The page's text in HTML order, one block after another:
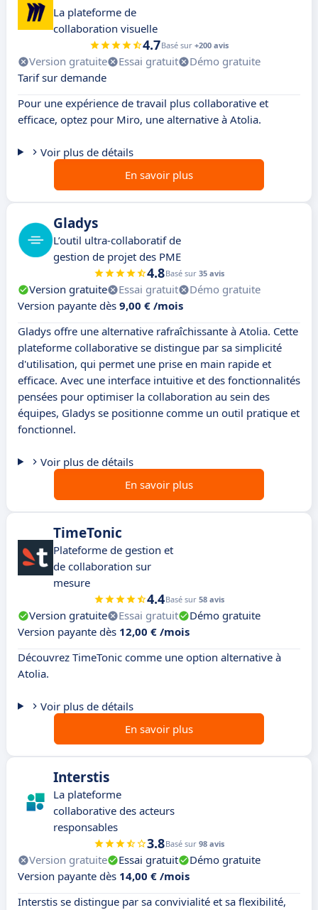
La plateforme de
collaboration visuelle
4.7Basé sur +200 avis
Version gratuite Essai gratuit
Démo gratuite
Tarif sur demande
Pour une expérience de travail plus collaborative et
efficace, optez pour Miro, une alternative à Atolia.
Voir plus de détails
En savoir plus
Gladys
L’outil ultra-collaboratif de
gestion de projet des PME
4.8Basé sur 35 avis
Version gratuite Essai gratuit
Démo gratuite
Version payante dès 9,00 € /mois
Gladys offre une alternative rafraîchissante à Atolia. Cette
plateforme collaborative se distingue par sa simplicité
d'utilisation, qui permet une prise en main rapide et
efficace. Avec une interface intuitive et des fonctionnalités
pensées pour optimiser la collaboration au sein des
équipes, Gladys se positionne comme un outil pratique et
fonctionnel.
Voir plus de détails
En savoir plus
TimeTonic
Plateforme de gestion et
de collaboration sur
mesure
4.4Basé sur 58 avis
Version gratuite Essai gratuit
Démo gratuite
Version payante dès 12,00 € /mois
Découvrez TimeTonic comme une option alternative à
Atolia.
Voir plus de détails
En savoir plus
Interstis
La plateforme
collaborative des acteurs
responsables
3.8Basé sur 98 avis
Version gratuite Essai gratuit
Démo gratuite
Version payante dès 14,00 € /mois
Interstis se distingue par sa convivialité et sa flexibilité,